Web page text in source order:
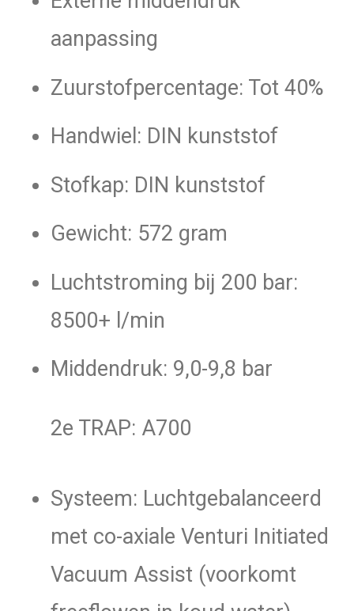
aanpassing
Zuurstofpercentage: Tot 40%
Handwiel: DIN kunststof
Stofkap: DIN kunststof
Gewicht: 572 gram
Luchtstroming bij 200 bar:
8500+ l/min
Middendruk: 9,0-9,8 bar
2e TRAP: A700
Systeem: Luchtgebalanceerd
met co-axiale Venturi Initiated
Vacuum Assist (voorkomt